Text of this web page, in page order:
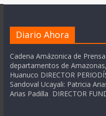
Diario Ahora
Cadena Amázonica de
departamentos de
Huanuco DIRECTOR
Sandoval Ucayali: Patricia
Arias Padilla DIRECTOR